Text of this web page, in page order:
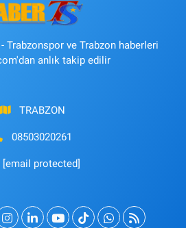
Trabzonspor ve Trabzon haberleri
anlık takip edilir
TRABZON
08503020261
[email protected]